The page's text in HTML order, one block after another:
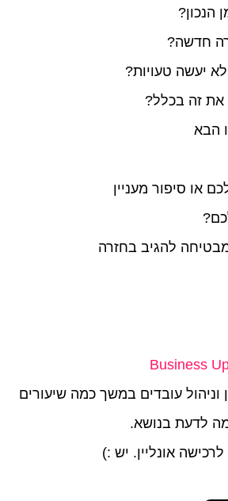
הנכון?
חדשה?
יעשה טעויות?
את זה בכלל?
הבא
או סיפור מעניין
להגיב בחזרה
Business
וניהול עובדים במשך כמה שיעורים
לדעת בנושא.
אונליין. יש :)